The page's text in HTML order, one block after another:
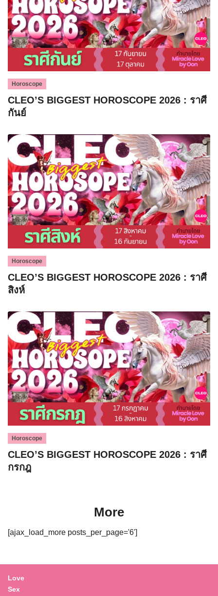
Horoscope
CLEO’S BIGGEST HOROSCOPE 2026 : ราศี
กันย์
Horoscope
CLEO’S BIGGEST HOROSCOPE 2026 : ราศี
สิงห์
Horoscope
CLEO’S BIGGEST HOROSCOPE 2026 : ราศี
กรกฎ
More
[ajax_load_more posts_per_page='6']
Love
Sex